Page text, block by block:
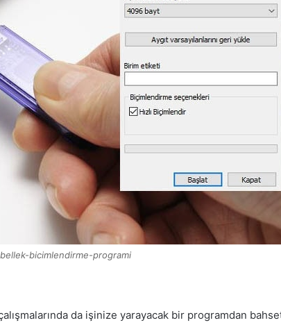
bicimlendirme-programi
da işinize yarayacak bir programdan